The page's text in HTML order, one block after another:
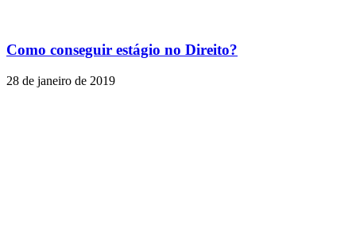
Como conseguir estágio no Direito?
28 de janeiro de 2019